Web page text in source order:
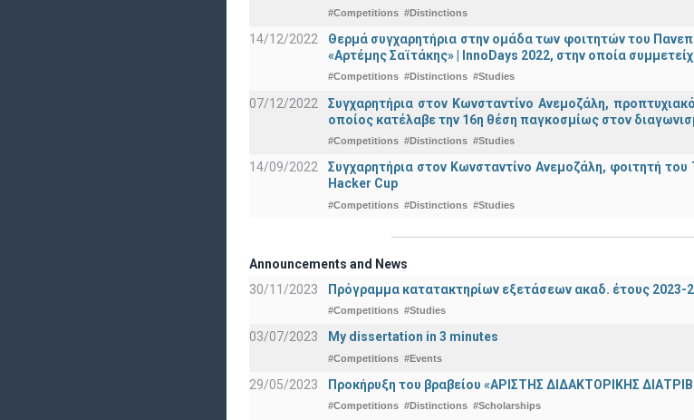
#Competitions #Distinctions
14/12/2022
Θερμά συγχαρητήρια στην ομάδα των φοιτητών του
«Αρτέμης Σαϊτάκης» | InnoDays 2022, στην οποία
#Competitions #Distinctions #Studies
07/12/2022
Συγχαρητήρια στον Κωνσταντίνο Ανεμοζάλη,
οποίος κατέλαβε την 16η θέση παγκοσμίως στον
#Competitions #Distinctions #Studies
14/09/2022
Συγχαρητήρια στον Κωνσταντίνο Ανεμοζάλη, φοιτητή
Hacker Cup
#Competitions #Distinctions #Studies
Announcements and News
30/11/2023
Πρόγραμμα κατατακτηρίων εξετάσεων ακαδ. έτους 2023-
#Competitions #Studies
03/07/2023 My dissertation in 3 minutes
#Competitions #Events
29/05/2023 Προκήρυξη του βραβείου «ΑΡΙΣΤΗΣ ΔΙΔΑΚΤΟΡΙΚΗΣ
#Competitions #Distinctions #Scholarships